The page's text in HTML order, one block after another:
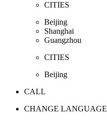
CITIES
Beijing
Shanghai
Guangzhou
CITIES
Beijing
CALL
CHANGE LANGUAGE